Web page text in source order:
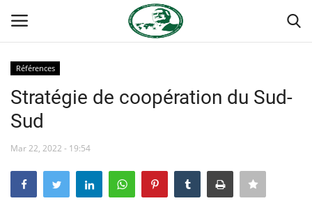
Accueil
Terms & Conditions
Références
Stratégie de coopération du Sud-
Sud
Mar 22, 2022 - 19:54